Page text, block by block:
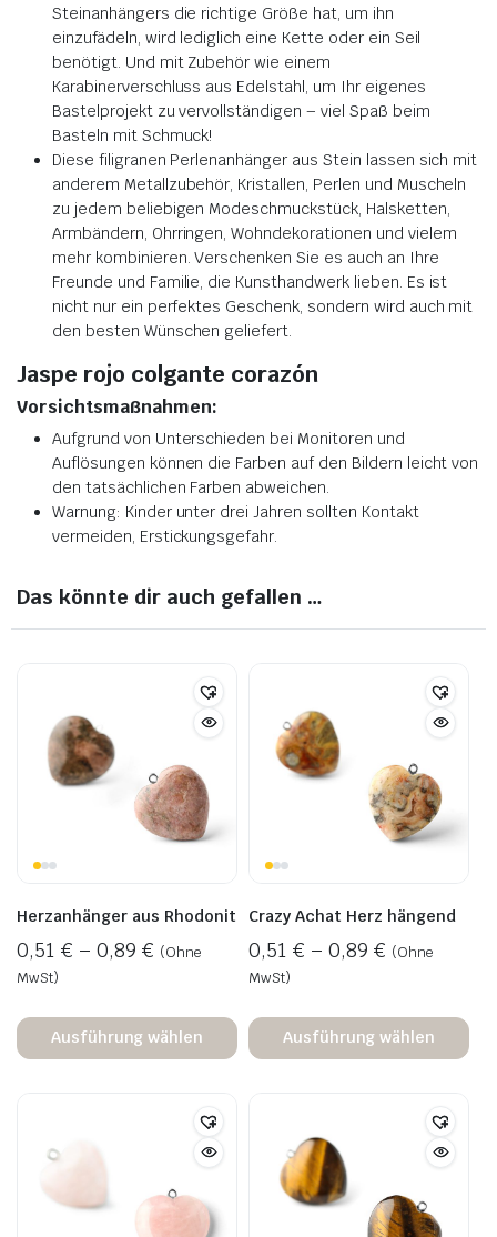
Steinanhängers die richtige Größe hat, um ihn
einzufädeln, wird lediglich eine Kette oder ein Seil
benötigt. Und mit Zubehör wie einem
Karabinerverschluss aus Edelstahl, um Ihr eigenes
Bastelprojekt zu vervollständigen – viel Spaß beim
Basteln mit Schmuck!
Diese filigranen Perlenanhänger aus Stein lassen sich mit
anderem Metallzubehör, Kristallen, Perlen und Muscheln
zu jedem beliebigen Modeschmuckstück, Halsketten,
Armbändern, Ohrringen, Wohndekorationen und vielem
mehr kombinieren. Verschenken Sie es auch an Ihre
Freunde und Familie, die Kunsthandwerk lieben. Es ist
nicht nur ein perfektes Geschenk, sondern wird auch mit
den besten Wünschen geliefert.
Jaspe rojo colgante corazón
Vorsichtsmaßnahmen:
Aufgrund von Unterschieden bei Monitoren und
Auflösungen können die Farben auf den Bildern leicht von
den tatsächlichen Farben abweichen.
Warnung: Kinder unter drei Jahren sollten Kontakt
vermeiden, Erstickungsgefahr.
Das könnte dir auch gefallen …
Herzanhänger aus Rhodonit
0,51 € – 0,89 € (Ohne
MwSt)
Ausführung wählen
Crazy Achat Herz hängend
0,51 € – 0,89 € (Ohne
MwSt)
Ausführung wählen